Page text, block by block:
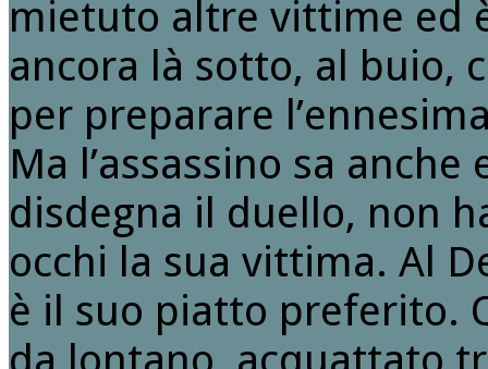
mietuto altre vittime ed
ancora là sotto, al buio,
per preparare
Ma l’assassino sa
disdegna il duello, non
occhi la sua vittima. Al
è il suo piatto preferito.